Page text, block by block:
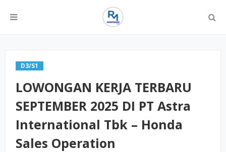
D3/S1
LOWONGAN KERJA TERBARU
SEPTEMBER 2025 DI PT Astra
International Tbk – Honda
Sales Operation